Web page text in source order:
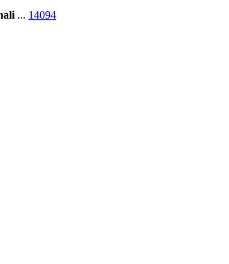
... 14094